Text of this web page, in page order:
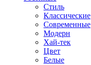
Стиль
Классические
Современные
Модерн
Хай-тек
Цвет
Белые